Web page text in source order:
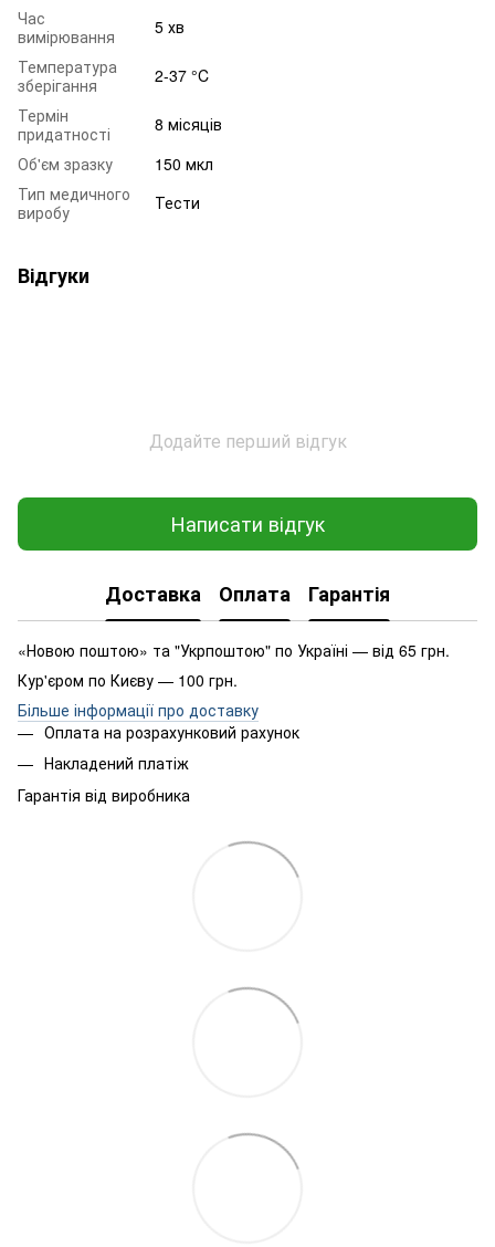
Час
вимірювання
5 хв
Температура
зберігання
2-37 °C
Термін
придатності
8 місяців
Об'єм зразку
150 мкл
Тип медичного
виробу
Тести
Відгуки
Додайте перший відгук
Написати відгук
Доставка Оплата Гарантія
«Новою поштою» та "Укрпоштою" по Україні — від 65 грн.
Кур'єром по Києву — 100 грн.
Більше інформації про доставку
Оплата на розрахунковий рахунок
Накладений платіж
Гарантія від виробника